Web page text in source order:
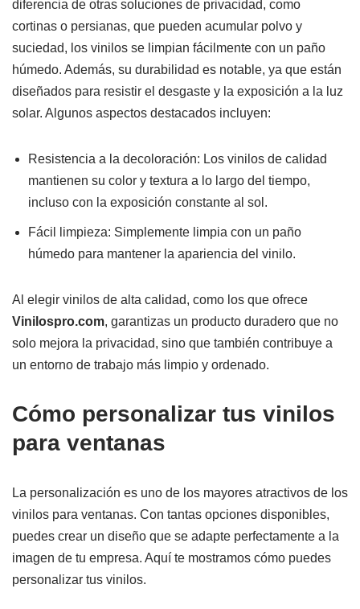
diferencia de otras soluciones de privacidad, como
cortinas o persianas, que pueden acumular polvo y
suciedad, los vinilos se limpian fácilmente con un paño
húmedo. Además, su durabilidad es notable, ya que están
diseñados para resistir el desgaste y la exposición a la luz
solar. Algunos aspectos destacados incluyen:
Resistencia a la decoloración: Los vinilos de calidad
mantienen su color y textura a lo largo del tiempo,
incluso con la exposición constante al sol.
Fácil limpieza: Simplemente limpia con un paño
húmedo para mantener la apariencia del vinilo.
Al elegir vinilos de alta calidad, como los que ofrece
Vinilospro.com, garantizas un producto duradero que no
solo mejora la privacidad, sino que también contribuye a
un entorno de trabajo más limpio y ordenado.
Cómo personalizar tus vinilos
para ventanas
La personalización es uno de los mayores atractivos de los
vinilos para ventanas. Con tantas opciones disponibles,
puedes crear un diseño que se adapte perfectamente a la
imagen de tu empresa. Aquí te mostramos cómo puedes
personalizar tus vinilos.